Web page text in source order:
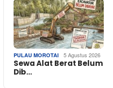
PULAU MOROTAI 5 Agustus 2026
Sewa Alat Berat Belum
Dib…